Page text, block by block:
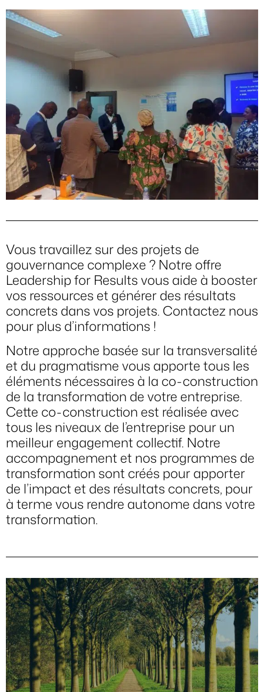
Vous travaillez sur des projets de
gouvernance complexe ? Notre offre
Leadership for Results vous aide à booster
vos ressources et générer des résultats
concrets dans vos projets. Contactez nous
pour plus d’informations !
Notre approche basée sur la transversalité
et du pragmatisme vous apporte tous les
éléments nécessaires à la co-construction
de la transformation de votre entreprise.
Cette co-construction est réalisée avec
tous les niveaux de l’entreprise pour un
meilleur engagement collectif. Notre
accompagnement et nos programmes de
transformation sont créés pour apporter
de l’impact et des résultats concrets, pour
à terme vous rendre autonome dans votre
transformation.